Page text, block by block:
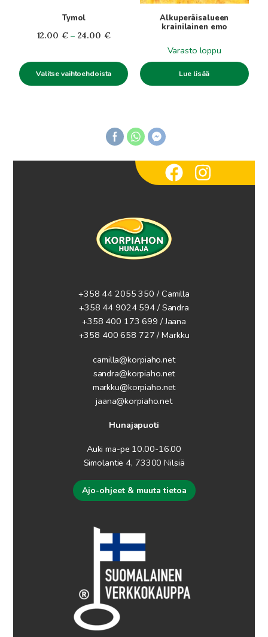
Tymol
12.00 € – 24.00 €Hintaluokka:
-
24.00€
Valitse vaihtoehdoista
Alkuperäisalueen
krainilainen emo
Varasto loppu
Lue lisää
+358 44 2055 350 / Camilla
+358 44 9024 594 / Sandra
+358 400 173 699 / Jaana
+358 400 658 727 / Markku
camilla@korpiaho.net
sandra@korpiaho.net
markku@korpiaho.net
jaana@korpiaho.net
Hunajapuoti
Auki ma-pe 10.00-16.00
Simolantie 4, 73300 Nilsiä
Ajo-ohjeet & muuta tietoa